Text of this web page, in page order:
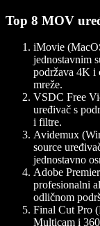
Top 8 MOV
iMovie
jednostavnim
podržava 4K i
mreže.
VSDC Free
uređivač s
i filtre.
Avidemux
source
jednostavno
Adobe
profesionalni
odličnom
Final Cut Pro
Multicam i